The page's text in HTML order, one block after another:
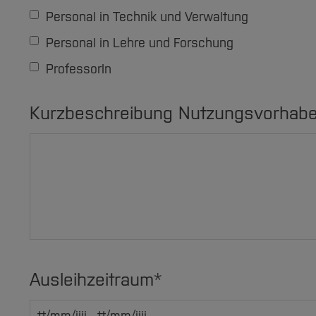
Personal in Technik und Verwaltung
Personal in Lehre und Forschung
ProfessorIn
Kurzbeschreibung
Ausleihzeitraum*